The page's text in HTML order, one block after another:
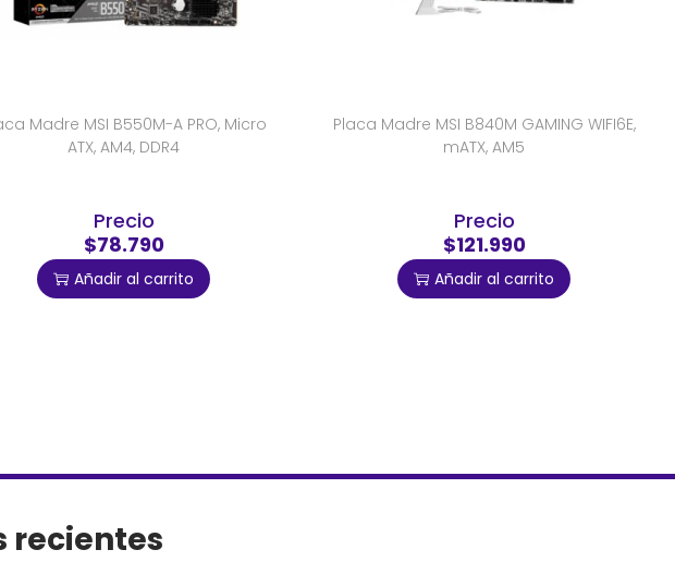
Madre MSI B550M-A PRO, Micro
ATX, AM4, DDR4
Precio
$78.790
Añadir al carrito
Placa Madre MSI B840M GAMING WIFI6E,
mATX, AM5
Precio
$121.990
Añadir al carrito
recientes